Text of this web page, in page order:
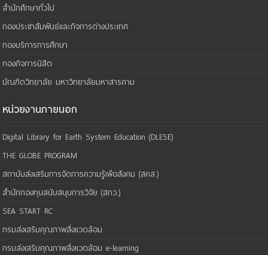
สำนักศึกษาทั่วไป
กองประชาสัมพันธ์และกิจการต่างประเทศ
กองบริการการศึกษา
กองกิจการนิสิต
บัณฑิตวิทยาลัย มหาวิทยาลัยมหาสารคาม
หน่วยงานภายนอก
Digital Library for Earth System Education (DLESE)
THE GLOBE PROGRAM
สถาบันส่งเสริมการจัดการความรู้เพือสังคม (สคส.)
สำนักกองทุนสนับสนุนการวิจัย (สกว.)
SEA START RC
กรมส่งเสริมคุณภาพสิ่งแวดล้อม
กรมส่งเสริมคุณภาพสิ่งแวดล้อม e-learning